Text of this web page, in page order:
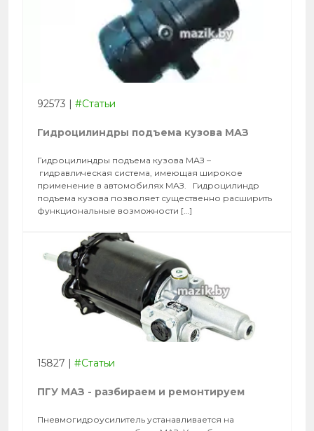
92573 | #Статьи
Гидроцилиндры подъема кузова МАЗ
Гидроцилиндры подъема кузова МАЗ –
гидравлическая система, имеющая широкое
применение в автомобилях МАЗ. Гидроцилиндр
подъема кузова позволяет существенно расширить
функциональные возможности […]
15827 | #Статьи
ПГУ МАЗ - разбираем и ремонтируем
Пневмогидроусилитель устанавливается на